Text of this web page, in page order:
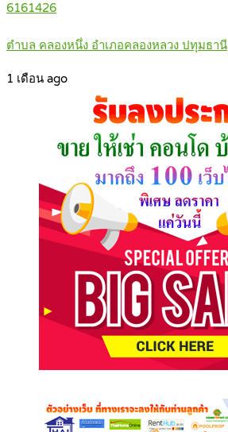
6161426
ตำบล คลองหนึ่ง อำเภอคลองหลวง ปทุมธานี
1 เดือน ago